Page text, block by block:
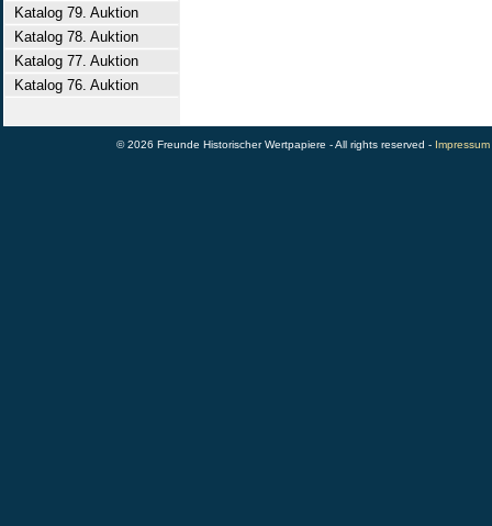
Katalog 79. Auktion
Katalog 78. Auktion
Katalog 77. Auktion
Katalog 76. Auktion
© 2026 Freunde Historischer Wertpapiere - All rights reserved - Impressum